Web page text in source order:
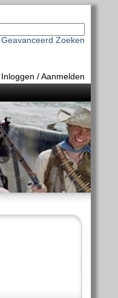
Geavanceerd Zoeken
Inloggen /Aanmelden